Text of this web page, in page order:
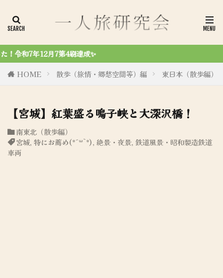
HOME
散歩（旅情・郷愁空間等）編 東日本（散歩編）
【宮城】紅葉盛る鳴子峡と大深沢橋！
南東北（散歩編）
宮城, 特にお薦め(*´꒳`*), 絶景・夜景, 鉄道風景・昭和製造鉄道
車両